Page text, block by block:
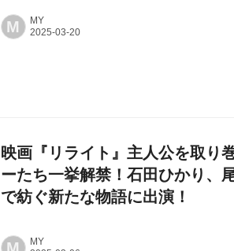
M MY
映画『リライト』主人公を取り
ーたち一挙解禁！石田ひかり、
で紡ぐ新たな物語に出演！
MY